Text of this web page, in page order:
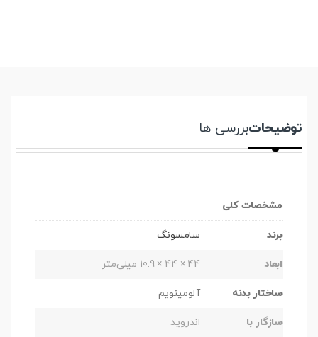
توضیحاتبررسی ها
مشخصات کلی
برند سامسونگ
ابعاد 44 × 44 × 10.9 میلی‌متر
ساختار بدنه آلومینویم
سازگار با اندروید